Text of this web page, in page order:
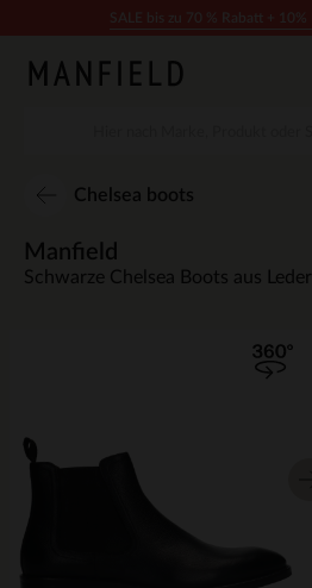
Chelsea boots
Manfield
Schwarze Chelsea Boots aus Leder